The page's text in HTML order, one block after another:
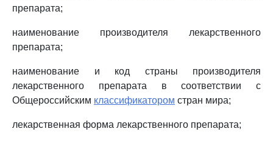
препарата;
наименование производителя лекарственного
препарата;
наименование и код страны производителя
лекарственного препарата в соответствии с
Общероссийским классификатором стран мира;
лекарственная форма лекарственного препарата;